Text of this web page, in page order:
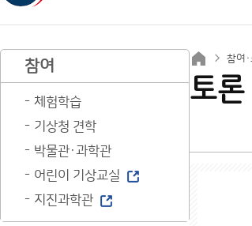
참여
체험학습
기상청 견학
박물관·과학관
어린이 기상교실
지진과학관
참여
토론